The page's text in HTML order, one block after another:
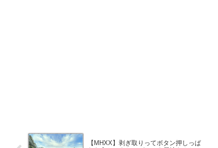
【MHXX】剥ぎ取りってボタン押しっぱ